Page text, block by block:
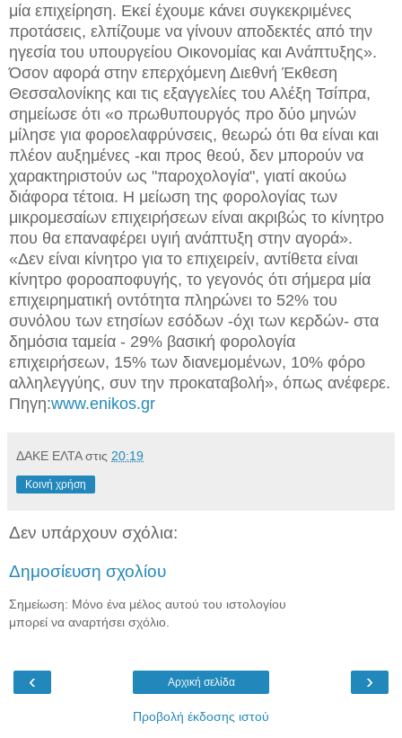
μία επιχείρηση. Εκεί έχουμε κάνει συγκεκριμένες
προτάσεις, ελπίζουμε να γίνουν αποδεκτές από την
ηγεσία του υπουργείου Οικονομίας και Ανάπτυξης».
Όσον αφορά στην επερχόμενη Διεθνή Έκθεση
Θεσσαλονίκης και τις εξαγγελίες του Αλέξη Τσίπρα,
σημείωσε ότι «ο πρωθυπουργός προ δύο μηνών
μίλησε για φοροελαφρύνσεις, θεωρώ ότι θα είναι και
πλέον αυξημένες -και προς θεού, δεν μπορούν να
χαρακτηριστούν ως "παροχολογία", γιατί ακούω
διάφορα τέτοια. Η μείωση της φορολογίας των
μικρομεσαίων επιχειρήσεων είναι ακριβώς το κίνητρο
που θα επαναφέρει υγιή ανάπτυξη στην αγορά».
«Δεν είναι κίνητρο για το επιχειρείν, αντίθετα είναι
κίνητρο φοροαποφυγής, το γεγονός ότι σήμερα μία
επιχειρηματική οντότητα πληρώνει το 52% του
συνόλου των ετησίων εσόδων -όχι των κερδών- στα
δημόσια ταμεία - 29% βασική φορολογία
επιχειρήσεων, 15% των διανεμομένων, 10% φόρο
αλληλεγγύης, συν την προκαταβολή», όπως ανέφερε.
Πηγη:www.enikos.gr
ΔΑΚΕ ΕΛΤΑ στις 20:19
Κοινή χρήση
Δεν υπάρχουν σχόλια:
Δημοσίευση σχολίου
Σημείωση: Μόνο ένα μέλος αυτού του ιστολογίου
μπορεί να αναρτήσει σχόλιο.
‹ ›
Αρχική σελίδα
Προβολή έκδοσης ιστού